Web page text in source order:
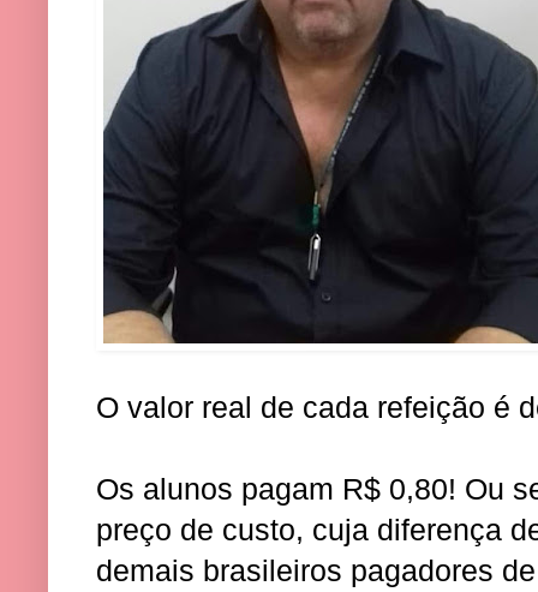
O valor real de cada refeição é
Os alunos pagam R$ 0,80! Ou
preço de custo, cuja diferença
demais brasileiros pagadores